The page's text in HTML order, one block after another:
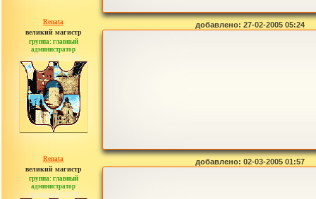
Renata
великий магистр
группа: главный
администратор
сообщений: 2765
добавлено: 27-02-2005 05:24
Renata
великий магистр
группа: главный
администратор
сообщений: 2765
добавлено: 02-03-2005 01:57